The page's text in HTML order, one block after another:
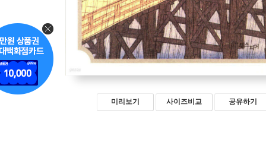
미리보기 사이즈비교 공유하기